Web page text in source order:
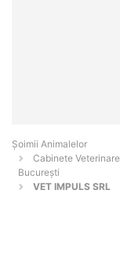
Şoimii Animalelor
Cabinete
Bucureşti
VET IMPULS SRL